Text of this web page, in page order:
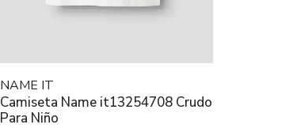
NAME IT
Camiseta Name it13254708 Crudo
Para Niño